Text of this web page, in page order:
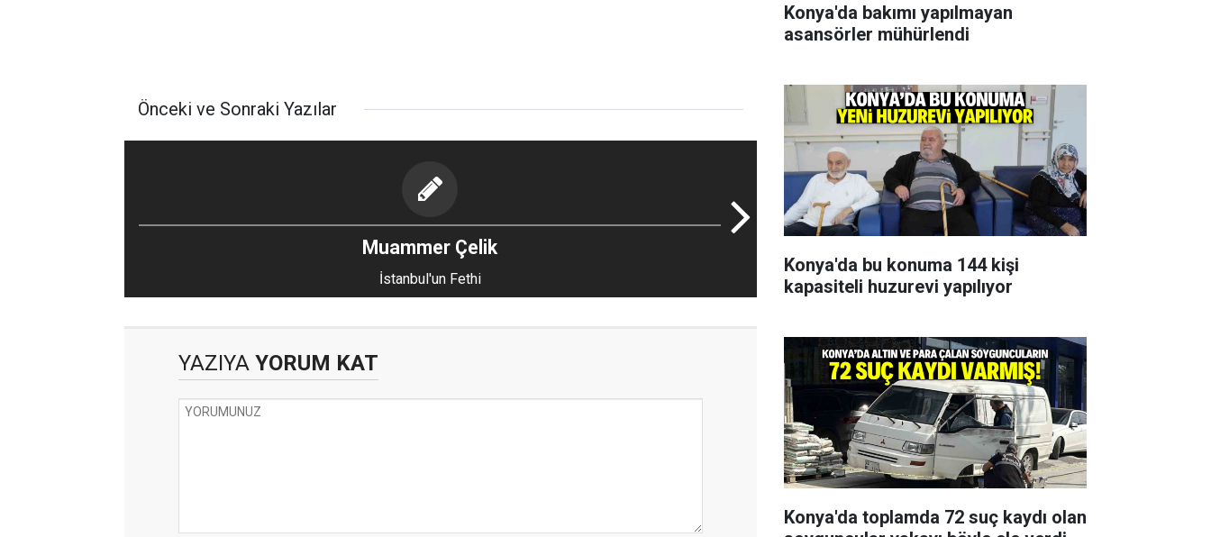
Önceki ve Sonraki Yazılar
Muammer Çelik
İstanbul'un Fethi
YAZIYA YORUM KAT
Konya'da bakımı yapılmayan
asansörler mühürlendi
Konya'da bu konuma 144 kişi
kapasiteli huzurevi yapılıyor
Konya'da toplamda 72 suç kaydı olan